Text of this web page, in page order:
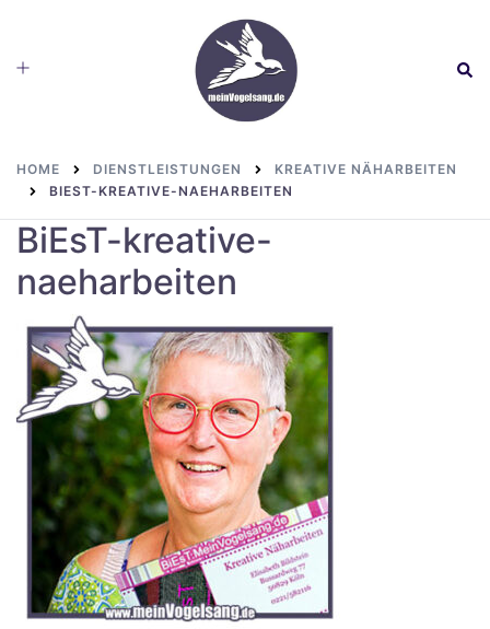
content
Toggle
HOME DIENSTLEISTUNGEN
KREATIVE NÄHARBEITEN
BIEST-KREATIVE-NAEHARBEITEN
BiEsT-kreative-
naeharbeiten